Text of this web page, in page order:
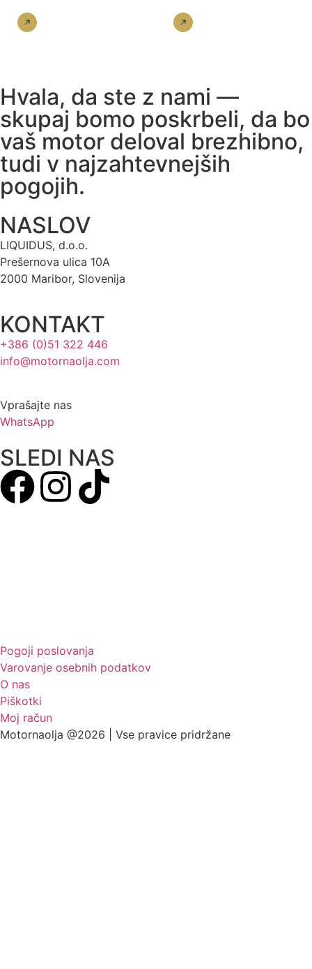
Hvala, da ste z nami —
skupaj bomo poskrbeli, da bo
vaš motor deloval brezhibno,
tudi v najzahtevnejših
pogojih.
NASLOV
LIQUIDUS, d.o.o.
Prešernova ulica 10A
2000 Maribor, Slovenija
KONTAKT
+386 (0)51 322 446
info@motornaolja.com
Vprašajte nas
WhatsApp
SLEDI NAS
Pogoji poslovanja
Varovanje osebnih podatkov
O nas
Piškotki
Moj račun
Motornaolja @2026 | Vse pravice pridržane